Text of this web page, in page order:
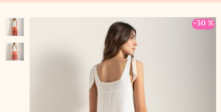
-30 %